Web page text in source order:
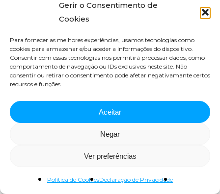
Gerir o Consentimento de
Cookies
Para fornecer as melhores experiências, usamos tecnologias como
cookies para armazenar e/ou aceder a informações do dispositivo.
Consentir com essas tecnologias nos permitirá processar dados, como
comportamento de navegação ou IDs exclusivos neste site. Não
consentir ou retirar o consentimento pode afetar negativamante certos
recursos e funções.
Aceitar
Negar
Ver preferências
Política de CookiesDeclaração de Privacidade
sessões